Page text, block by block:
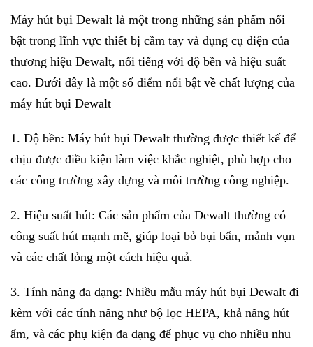
Máy hút bụi Dewalt là một trong những sản phẩm nổi
bật trong lĩnh vực thiết bị cầm tay và dụng cụ điện của
thương hiệu Dewalt, nổi tiếng với độ bền và hiệu suất
cao. Dưới đây là một số điểm nổi bật về chất lượng của
máy hút bụi Dewalt
1. Độ bền: Máy hút bụi Dewalt thường được thiết kế để
chịu được điều kiện làm việc khắc nghiệt, phù hợp cho
các công trường xây dựng và môi trường công nghiệp.
2. Hiệu suất hút: Các sản phẩm của Dewalt thường có
công suất hút mạnh mẽ, giúp loại bỏ bụi bẩn, mảnh vụn
và các chất lỏng một cách hiệu quả.
3. Tính năng đa dạng: Nhiều mẫu máy hút bụi Dewalt đi
kèm với các tính năng như bộ lọc HEPA, khả năng hút
ẩm, và các phụ kiện đa dạng để phục vụ cho nhiều nhu